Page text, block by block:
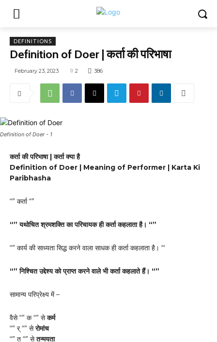
DEFINITIONS
Definition of Doer | कर्ता की परिभाषा
February 23, 2023 2 386
Definition of Doer - 1
कर्ता की परिभाषा | कर्ता क्या है
Definition of Doer | Meaning of Performer | Karta Ki
Paribhasha
“” कर्ता “”
“” यथोचित श्रमशक्ति का परिचायक ही कर्ता कहलाता है। “”
“” कार्य की साध्यता सिद्ध करने वाला साधक ही कर्ता कहलाता है। “‘
“” निश्चित उद्देश्य को प्राप्त करने वाले भी कर्ता कहलाते हैं। “”
सामान्य परिप्रेक्ष्य में –
वैसे “” क “” सेकर्म
“” र् “” सेरोमांच
“” त “” सेतन्मयता